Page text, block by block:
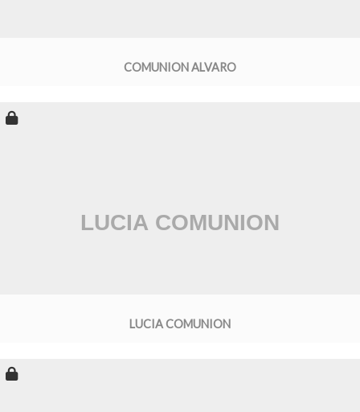
COMUNION ALVARO
LUCIA COMUNION